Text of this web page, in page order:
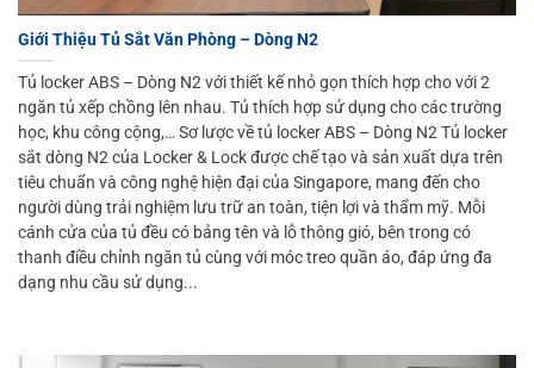
Giới Thiệu Tủ Sắt Văn Phòng – Dòng N2
Tủ locker ABS – Dòng N2 với thiết kế nhỏ gọn thích hợp cho với 2
ngăn tủ xếp chồng lên nhau. Tủ thích hợp sử dụng cho các trường
học, khu công cộng,… Sơ lược về tủ locker ABS – Dòng N2 Tủ locker
sắt dòng N2 của Locker & Lock được chế tạo và sản xuất dựa trên
tiêu chuẩn và công nghệ hiện đại của Singapore, mang đến cho
người dùng trải nghiệm lưu trữ an toàn, tiện lợi và thẩm mỹ. Mỗi
cánh cửa của tủ đều có bảng tên và lỗ thông gió, bên trong có
thanh điều chỉnh ngăn tủ cùng với móc treo quần áo, đáp ứng đa
dạng nhu cầu sử dụng...